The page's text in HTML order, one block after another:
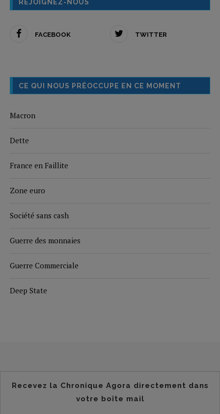
REJOIGNEZ-NOUS
FACEBOOK TWITTER
CE QUI NOUS PRÉOCCUPE EN CE MOMENT
Macron
Dette
France en Faillite
Zone euro
Société sans cash
Guerre des monnaies
Guerre Commerciale
Deep State
Recevez la Chronique Agora directement dans
votre boîte mail